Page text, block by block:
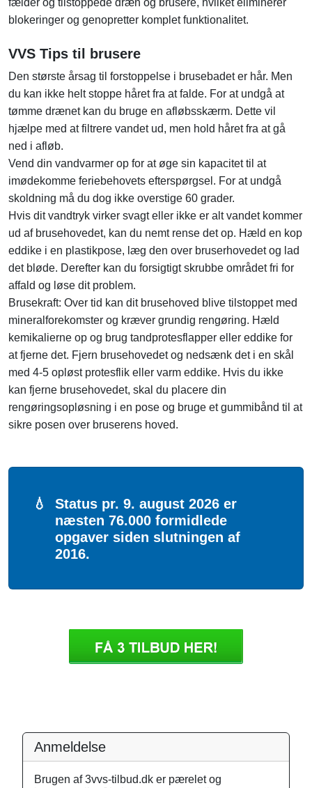
fælder og tilstoppede dræn og brusere, hvilket eliminerer
blokeringer og genopretter komplet funktionalitet.
VVS Tips til brusere
Den største årsag til forstoppelse i brusebadet er hår. Men
du kan ikke helt stoppe håret fra at falde. For at undgå at
tømme drænet kan du bruge en afløbsskærm. Dette vil
hjælpe med at filtrere vandet ud, men hold håret fra at gå
ned i afløb.
Vend din vandvarmer op for at øge sin kapacitet til at
imødekomme feriebehovets efterspørgsel. For at undgå
skoldning må du dog ikke overstige 60 grader.
Hvis dit vandtryk virker svagt eller ikke er alt vandet kommer
ud af brusehovedet, kan du nemt rense det op. Hæld en kop
eddike i en plastikpose, læg den over bruserhovedet og lad
det bløde. Derefter kan du forsigtigt skrubbe området fri for
affald og løse dit problem.
Brusekraft: Over tid kan dit brusehoved blive tilstoppet med
mineralforekomster og kræver grundig rengøring. Hæld
kemikalierne op og brug tandprotesflapper eller eddike for
at fjerne det. Fjern brusehovedet og nedsænk det i en skål
med 4-5 opløst protesflik eller varm eddike. Hvis du ikke
kan fjerne brusehovedet, skal du placere din
rengøringsopløsning i en pose og bruge et gummibånd til at
sikre posen over bruserens hoved.
💧 Status pr. 9. august 2026 er
næsten 76.000 formidlede
opgaver siden slutningen af
2016.
Anmeldelse
Brugen af 3vvs-tilbud.dk er pærelet og